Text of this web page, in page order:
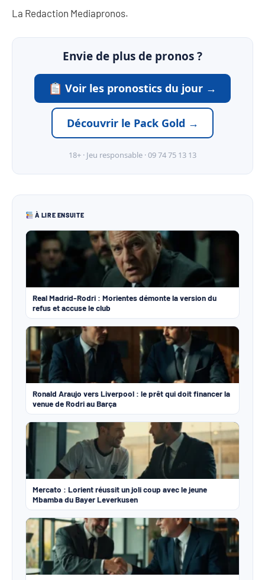
La Redaction Mediapronos.
Envie de plus de pronos ?
Voir les pronostics du jour →
Découvrir le Pack Gold →
18+ · Jeu responsable · 09 74 75 13 13
À LIRE ENSUITE
Real Madrid-Rodri : Morientes démonte la version du
refus et accuse le club
Ronald Araujo vers Liverpool : le prêt qui doit financer la
venue de Rodri au Barça
Mercato : Lorient réussit un joli coup avec le jeune
Mbamba du Bayer Leverkusen